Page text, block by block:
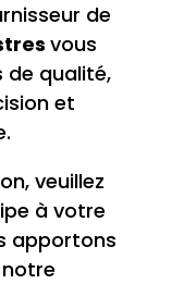
de
vous
qualité,
et
veuillez
à votre
apportons